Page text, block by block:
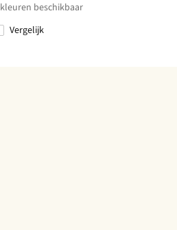
kleuren beschikbaar
Vergelijk